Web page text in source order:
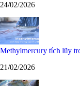
24/02/2026
Methylmercury tích lũy
21/02/2026